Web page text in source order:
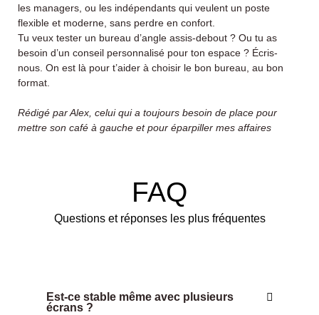
les managers, ou les indépendants qui veulent un poste
flexible et moderne, sans perdre en confort.
Tu veux tester un bureau d’angle assis-debout ? Ou tu as
besoin d’un conseil personnalisé pour ton espace ? Écris-
nous. On est là pour t’aider à choisir le bon bureau, au bon
format.
Rédigé par Alex, celui qui a toujours besoin de place pour
mettre son café à gauche et pour éparpiller mes affaires
FAQ
Questions et réponses les plus fréquentes
Est-ce stable même avec plusieurs
écrans ?